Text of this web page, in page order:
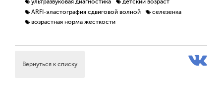
ультразвуковая диагностика
детский возраст
ARFI-эластография сдвиговой волной
селезенка
возрастная норма жесткости
Вернуться к списку